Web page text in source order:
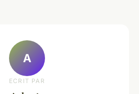
A
ECRIT PAR